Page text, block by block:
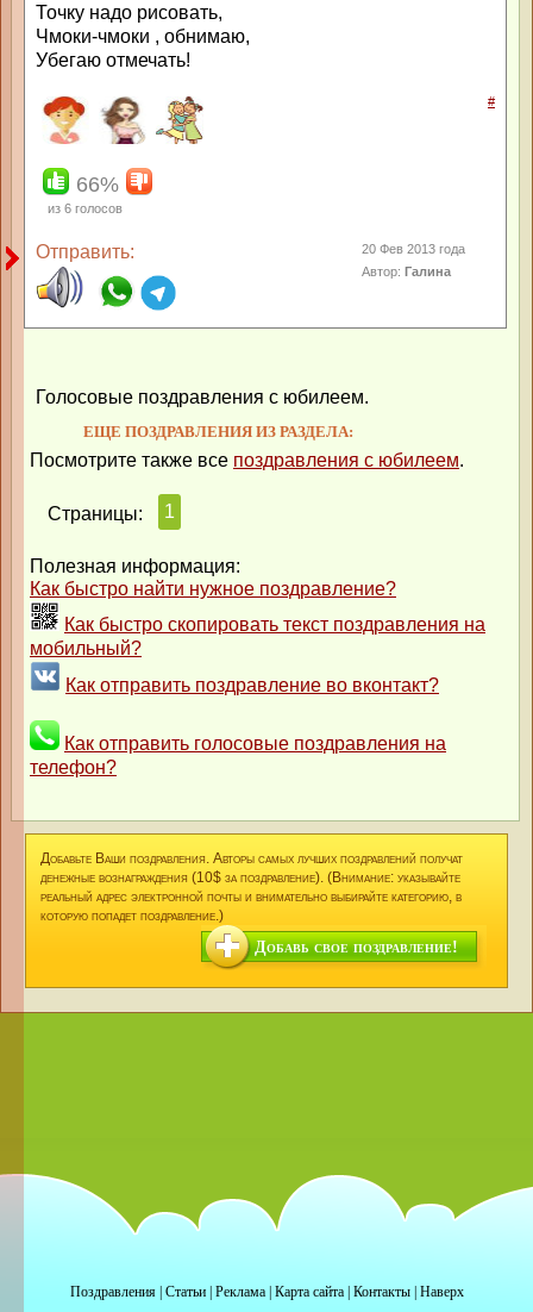
Точку надо рисовать,
Чмоки-чмоки , обнимаю,
Убегаю отмечать!
#
66%
из 6 голосов
Отправить:
20 Фев 2013 года
Автор:Галина
Голосовые поздравления с юбилеем.
ЕЩЕ ПОЗДРАВЛЕНИЯ ИЗ РАЗДЕЛА:
Посмотрите также все поздравления с юбилеем.
Страницы: 1
Полезная информация:
Как быстро найти нужное поздравление?
Как быстро скопировать текст поздравления на
мобильный?
Как отправить поздравление во вконтакт?
Как отправить голосовые поздравления на
телефон?
Добавьте Ваши поздравления. Авторы самых лучших поздравлений получат
денежные вознаграждения (10$ за поздравление). (Внимание: указывайте
реальный адрес электронной почты и внимательно выбирайте категорию, в
которую попадет поздравление.)
Добавь свое поздравление!
Поздравления| Статьи| Реклама| Карта сайта| Контакты| Наверх